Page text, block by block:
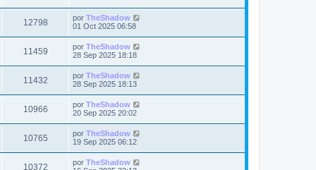
s
a
j
e
t
s
e
n
s
a
j
e
s
t
s
o
m
e
n
s
a
j
e
12798V
i
t
a
s
Ú
l
m
o
m
e
n
s
a
j
e
por TheShadow
01 Oct 2025 06:58
11459V
i
t
a
s
Ú
l
m
o
m
e
n
s
a
j
e
por TheShadow
28 Sep 2025 18:18
11432V
i
t
a
Ú
l
m
o
m
e
n
s
a
j
por TheShadow
28 Sep 2025 18:13
10966V
i
t
Ú
l
m
o
m
e
por TheShadow
20 Sep 2025 20:02
10765V
i
Ú
m
por TheShadow
19 Sep 2025 06:12
10372V
Ú
por TheShadow